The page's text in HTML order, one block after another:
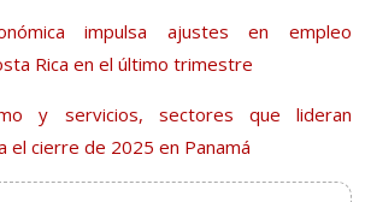
impulsa ajustes en empleo
Rica en el último trimestre
y servicios, sectores que lideran
el cierre de 2025 en Panamá